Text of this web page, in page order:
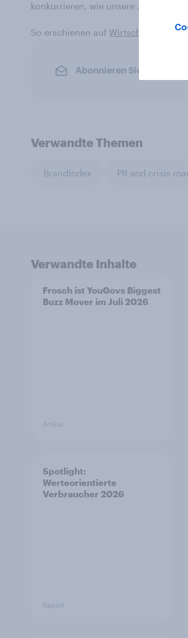
konkurrieren, wie unsere Analyse
So erschienen auf
Abonnieren Sie den
Verwandte Themen
BrandIndex PR and crisis
Verwandte Inhalte
Frosch ist YouGovs Biggest
Buzz Mover im Juli 2026
Artikel
Spotlight:
Werteorientierte
Verbraucher 2026
Report